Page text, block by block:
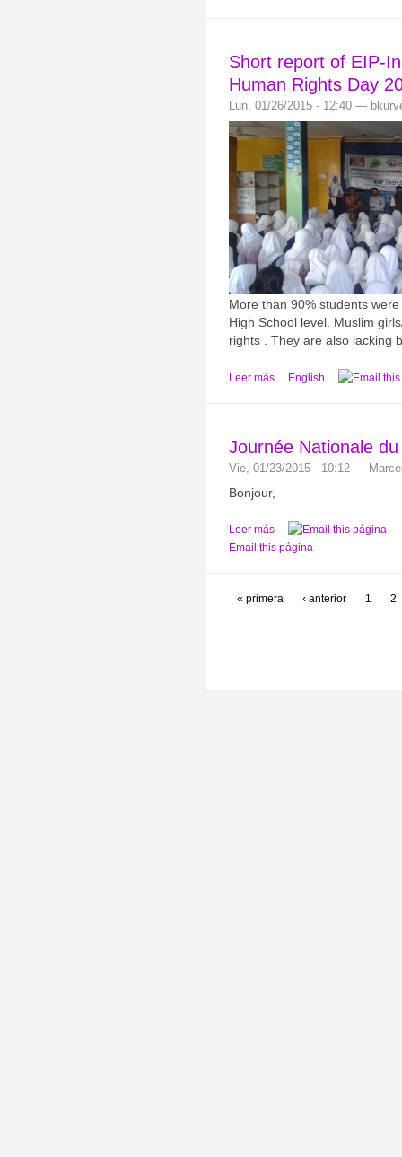
Short report of EIP-
Human Rights Day
Lun, 01/26/2015 - 12:40 —
More than 90% students
High School level. Muslim
rights . They are also lacking
Leer más English
Journée Nationale
Vie, 01/23/2015 - 10:12 —
Bonjour,
Leer más
Email this página
« primera ‹ anterior 1 2